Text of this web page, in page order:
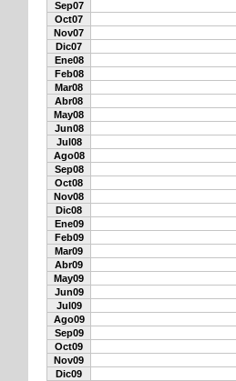
Sep07
Oct07
Nov07
Dic07
Ene08
Feb08
Mar08
Abr08
May08
Jun08
Jul08
Ago08
Sep08
Oct08
Nov08
Dic08
Ene09
Feb09
Mar09
Abr09
May09
Jun09
Jul09
Ago09
Sep09
Oct09
Nov09
Dic09